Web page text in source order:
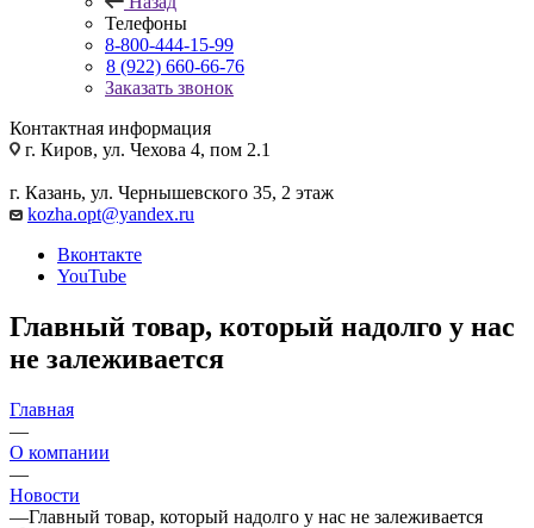
Телефоны
8-800-444-15-99
8 (922) 660-66-76
Заказать звонок
Контактная информация
г. Киров, ул. Чехова 4, пом 2.1
г. Казань, ул. Чернышевского 35, 2 этаж
kozha.opt@yandex.ru
Вконтакте
YouTube
Главный товар, который надолго у нас
не залеживается
Главная
—
О компании
—
Новости
—Главный товар, который надолго у нас не залеживается